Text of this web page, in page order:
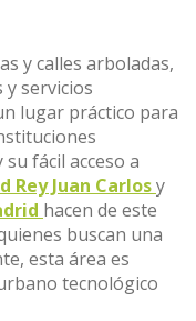
y calles arboladas,
y servicios
lugar práctico para
su fácil acceso a
Rey Juan Carlosy
hacen de este
buscan una
esta área es
tecnológico